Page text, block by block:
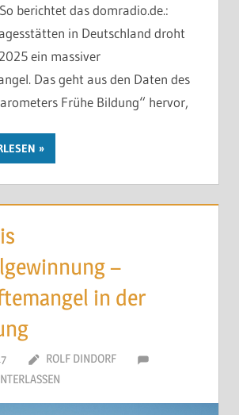
berichtet das domradio.de.:
in Deutschland droht
ein massiver
Das geht aus den Daten des
Frühe Bildung“ hervor,
–
in der
ROLF DINDORF